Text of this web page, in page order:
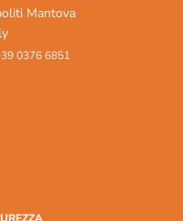
Mantova
0376 6851